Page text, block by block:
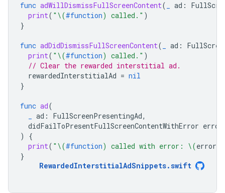
func adWillDismissFullScreenContent( ad :
print( " \(#function) called." )
}
func adDidDismissFullScreenContent( ad :
print( " \(#function) called." )
// Clear the rewarded interstitial ad.
rewardedInterstitialAd = nil
}
func ad(
ad : FullScreenPresentingAd,
didFailToPresentFullScreenContentWithError error
)
{
print( " \(#function) called with error: \(error
}
RewardedInterstitialAdSnippets.swift